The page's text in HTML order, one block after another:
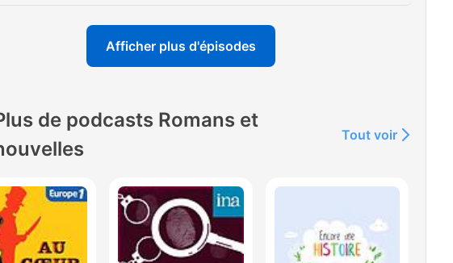
Afficher plus d'épisodes
de podcasts Romans et
Tout voir